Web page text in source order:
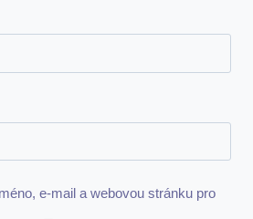
e-mail a webovou stránku pro